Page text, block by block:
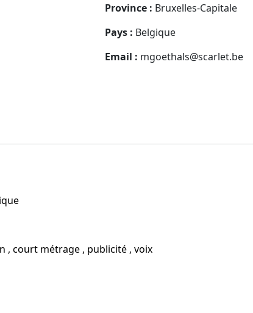
Province : Bruxelles-Capitale
Pays : Belgique
Email : mgoethals@scarlet.be
, court métrage , publicité , voix